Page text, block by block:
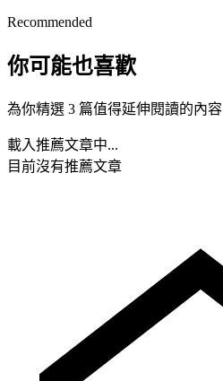
Recommended
你可能也喜歡
為你精選 3 篇值得延伸閱讀的內容
載入推薦文章中...
目前沒有推薦文章